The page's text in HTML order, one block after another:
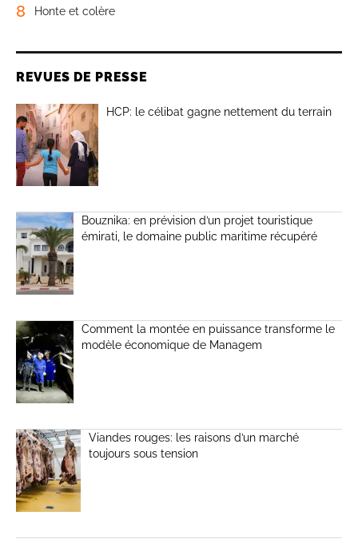
8 Honte et colère
REVUES DE PRESSE
HCP: le célibat gagne nettement du terrain
Bouznika: en prévision d’un projet touristique
émirati, le domaine public maritime récupéré
Comment la montée en puissance transforme le
modèle économique de Managem
Viandes rouges: les raisons d’un marché
toujours sous tension